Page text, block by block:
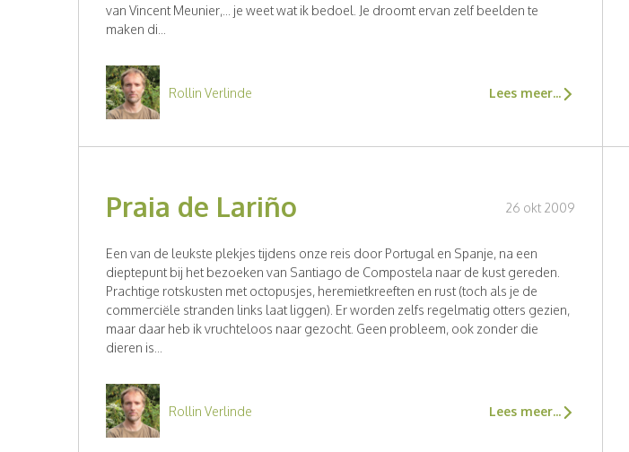
van Vincent Meunier,... je weet wat ik bedoel. Je droomt ervan zelf beelden te
maken di...
Rollin Verlinde Lees meer...
Praia de Lariño 26 okt 2009
Een van de leukste plekjes tijdens onze reis door Portugal en Spanje, na een
dieptepunt bij het bezoeken van Santiago de Compostela naar de kust gereden.
Prachtige rotskusten met octopusjes, heremietkreeften en rust (toch als je de
commerciële stranden links laat liggen). Er worden zelfs regelmatig otters gezien,
maar daar heb ik vruchteloos naar gezocht. Geen probleem, ook zonder die
dieren is...
Rollin Verlinde Lees meer...